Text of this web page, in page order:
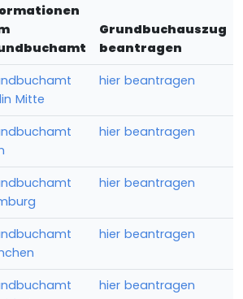
Grundbuchauszug
beantragen
Mitte
hier beantragen
hier beantragen
hier beantragen
hier beantragen
hier beantragen